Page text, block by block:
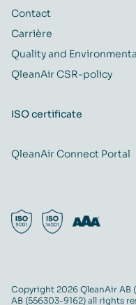
Contact
Carrière
Quality and
QleanAir CSR-policy
ISO certificate
QleanAir Connect Portal
Copyright 2026 QleanAir AB
AB (556303-9162) all rights